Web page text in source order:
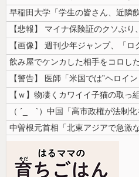
【悲報】 マイナ保険証のクソぶ
【ｗ】物凄くカワイイ子猫の取っ
中曽根元首相「北東アジアで急激